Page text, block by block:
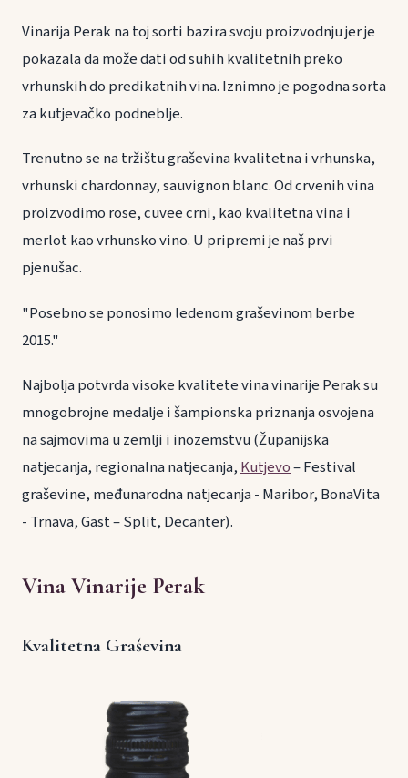
Vinarija Perak na toj sorti bazira svoju proizvodnju jer je
pokazala da može dati od suhih kvalitetnih preko
vrhunskih do predikatnih vina. Iznimno je pogodna sorta
za kutjevačko podneblje.
Trenutno se na tržištu graševina kvalitetna i vrhunska,
vrhunski chardonnay, sauvignon blanc. Od crvenih vina
proizvodimo rose, cuvee crni, kao kvalitetna vina i
merlot kao vrhunsko vino. U pripremi je naš prvi
pjenušac.
"Posebno se ponosimo ledenom graševinom berbe
2015."
Najbolja potvrda visoke kvalitete vina vinarije Perak su
mnogobrojne medalje i šampionska priznanja osvojena
na sajmovima u zemlji i inozemstvu (Županijska
natjecanja, regionalna natjecanja,Kutjevo– Festival
graševine, međunarodna natjecanja - Maribor, BonaVita
- Trnava, Gast – Split, Decanter).
Vina Vinarije Perak
Kvalitetna Graševina